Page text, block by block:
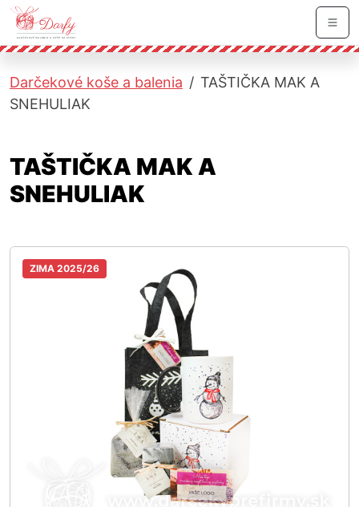
Skočiť na hlavnú navigáciu
Skočiť na obsah
Skočiť na bočnú lištu
Skočiť na pätičku
Darčekové koše a balenia
TAŠTIČKA MAK A
SNEHULIAK
TAŠTIČKA MAK A
SNEHULIAK
ZIMA 2025/26